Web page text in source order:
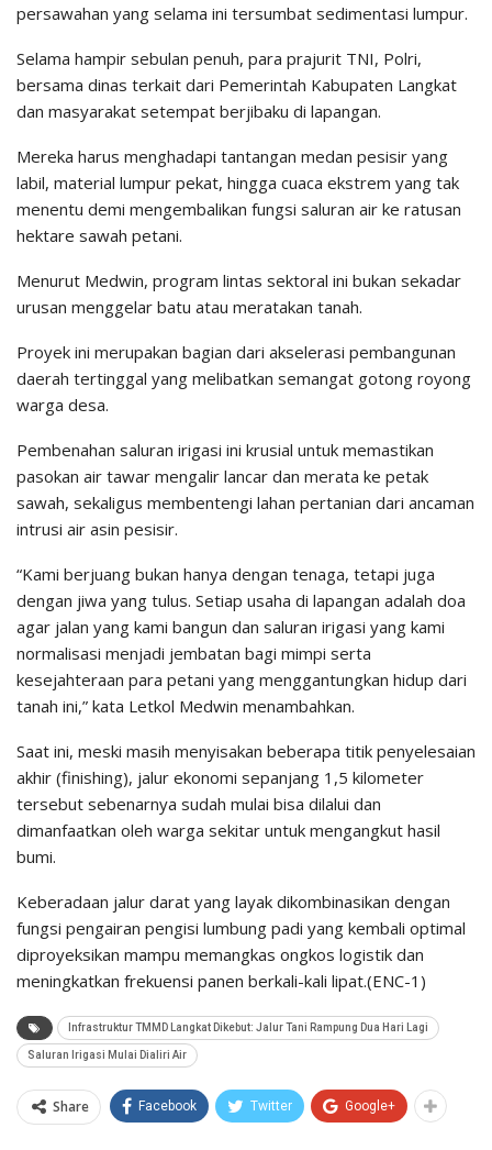
persawahan yang selama ini tersumbat sedimentasi lumpur.
​Selama hampir sebulan penuh, para prajurit TNI, Polri,
bersama dinas terkait dari Pemerintah Kabupaten Langkat
dan masyarakat setempat berjibaku di lapangan.
Mereka harus menghadapi tantangan medan pesisir yang
labil, material lumpur pekat, hingga cuaca ekstrem yang tak
menentu demi mengembalikan fungsi saluran air ke ratusan
hektare sawah petani.
​Menurut Medwin, program lintas sektoral ini bukan sekadar
urusan menggelar batu atau meratakan tanah.
Proyek ini merupakan bagian dari akselerasi pembangunan
daerah tertinggal yang melibatkan semangat gotong royong
warga desa.
Pembenahan saluran irigasi ini krusial untuk memastikan
pasokan air tawar mengalir lancar dan merata ke petak
sawah, sekaligus membentengi lahan pertanian dari ancaman
intrusi air asin pesisir.
​“Kami berjuang bukan hanya dengan tenaga, tetapi juga
dengan jiwa yang tulus. Setiap usaha di lapangan adalah doa
agar jalan yang kami bangun dan saluran irigasi yang kami
normalisasi menjadi jembatan bagi mimpi serta
kesejahteraan para petani yang menggantungkan hidup dari
tanah ini,” kata Letkol Medwin menambahkan.
​Saat ini, meski masih menyisakan beberapa titik penyelesaian
akhir (finishing), jalur ekonomi sepanjang 1,5 kilometer
tersebut sebenarnya sudah mulai bisa dilalui dan
dimanfaatkan oleh warga sekitar untuk mengangkut hasil
bumi.
Keberadaan jalur darat yang layak dikombinasikan dengan
fungsi pengairan pengisi lumbung padi yang kembali optimal
diproyeksikan mampu memangkas ongkos logistik dan
meningkatkan frekuensi panen berkali-kali lipat.(ENC-1)
​Infrastruktur TMMD Langkat Dikebut: Jalur Tani Rampung Dua Hari Lagi
Saluran Irigasi Mulai Dialiri Air
Share Facebook Twitter Google+